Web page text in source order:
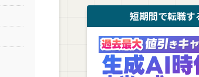
短期間で転職す